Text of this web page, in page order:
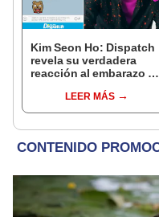
Kim Seon Ho: Dispatch
revela su verdadera
reacción al embarazo de
LEER MÁS